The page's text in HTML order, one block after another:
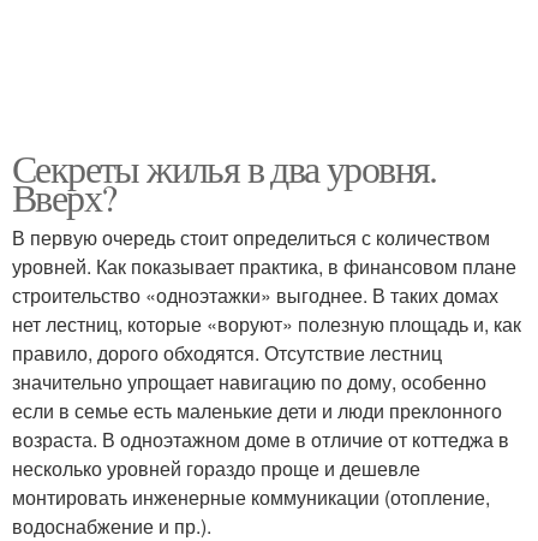
Секреты жилья в два уровня.
Вверх?
В первую очередь стоит определиться с количеством
уровней. Как показывает практика, в финансовом плане
строительство «одноэтажки» выгоднее. В таких домах
нет лестниц, которые «воруют» полезную площадь и, как
правило, дорого обходятся. Отсутствие лестниц
значительно упрощает навигацию по дому, особенно
если в семье есть маленькие дети и люди преклонного
возраста. В одноэтажном доме в отличие от коттеджа в
несколько уровней гораздо проще и дешевле
монтировать инженерные коммуникации (отопление,
водоснабжение и пр.).